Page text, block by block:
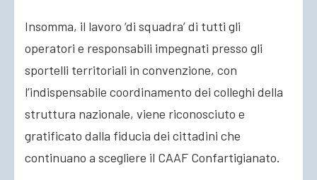
Insomma, il lavoro ‘di squadra’ di tutti gli
operatori e responsabili impegnati presso gli
sportelli territoriali in convenzione, con
l’indispensabile coordinamento dei colleghi della
struttura nazionale, viene riconosciuto e
gratificato dalla fiducia dei cittadini che
continuano a scegliere il CAAF Confartigianato.